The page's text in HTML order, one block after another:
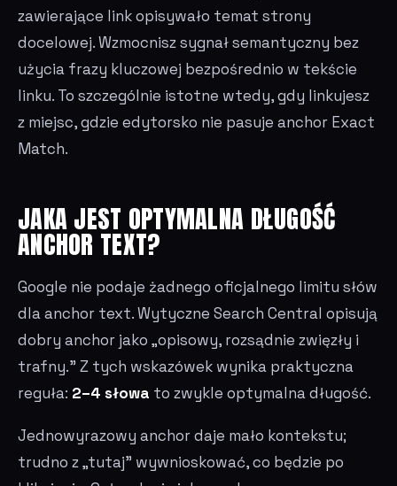
zawierające link opisywało temat strony
docelowej. Wzmocnisz sygnał semantyczny bez
użycia frazy kluczowej bezpośrednio w tekście
linku. To szczególnie istotne wtedy, gdy linkujesz
z miejsc, gdzie edytorsko nie pasuje anchor Exact
Match.
JAKA JEST OPTYMALNA DŁUGOŚĆ
ANCHOR TEXT?
Google nie podaje żadnego oficjalnego limitu słów
dla anchor text. Wytyczne Search Central opisują
dobry anchor jako „opisowy, rozsądnie zwięzły i
trafny." Z tych wskazówek wynika praktyczna
reguła: 2–4 słowa to zwykle optymalna długość.
Jednowyrazowy anchor daje mało kontekstu;
trudno z „tutaj" wywnioskować, co będzie po